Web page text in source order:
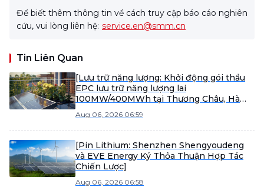
Để biết thêm thông tin về cách truy cập báo cáo nghiên
cứu, vui lòng liên hệ: service.en@smm.cn
Tin Liên Quan
[Lưu trữ năng lượng: Khởi động gói thầu
EPC lưu trữ năng lượng lai
100MW/400MWh tại Thương Châu, Hà
Aug 06, 2026 06:59
[Pin Lithium: Shenzhen Shengyoudeng
và EVE Energy Ký Thỏa Thuận Hợp Tác
Chiến Lược]
Aug 06, 2026 06:58